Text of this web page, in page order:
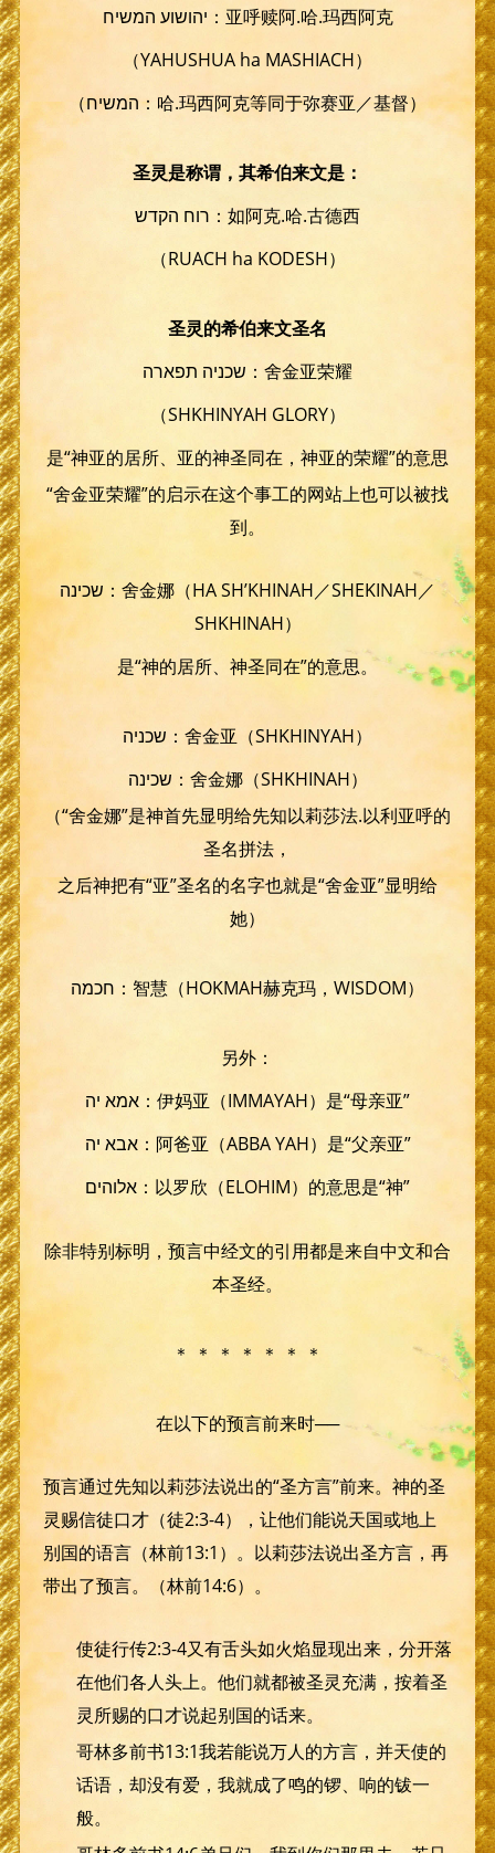
יהושוע המשיח：亚呼赎阿.哈.玛西阿克
（YAHUSHUA ha MASHIACH）
（המשיח：哈.玛西阿克等同于弥赛亚／基督）
圣灵是称谓，其希伯来文是：
רוח הקדש：如阿克.哈.古德西
（RUACH ha KODESH）
圣灵的希伯来文圣名
שכניה תפארה：舍金亚荣耀
（SHKHINYAH GLORY）
是“神亚的居所、亚的神圣同在，神亚的荣耀”的意思
“舍金亚荣耀”的启示在这个事工的网站上也可以被找
到。
שכינה：舍金娜（HA SH’KHINAH／SHEKINAH／
SHKHINAH）
是“神的居所、神圣同在”的意思。
שכניה：舍金亚（SHKHINYAH）
שכינה：舍金娜（SHKHINAH）
（“舍金娜”是神首先显明给先知以莉莎法.以利亚呼的
圣名拼法，
之后神把有“亚”圣名的名字也就是“舍金亚”显明给
她）
חכמה：智慧（HOKMAH赫克玛，WISDOM）
另外：
אמא יה：伊妈亚（IMMAYAH）是“母亲亚”
אבא יה：阿爸亚（ABBA YAH）是“父亲亚”
אלוהים：以罗欣（ELOHIM）的意思是“神”
除非特别标明，预言中经文的引用都是来自中文和合
本圣经。
＊ ＊ ＊ ＊ ＊ ＊ ＊
在以下的预言前来时──
预言通过先知以莉莎法说出的“圣方言”前来。神的圣
灵赐信徒口才（徒2:3-4），让他们能说天国或地上
别国的语言（林前13:1）。以莉莎法说出圣方言，再
带出了预言。（林前14:6）。
使徒行传2:3-4又有舌头如火焰显现出来，分开落
在他们各人头上。他们就都被圣灵充满，按着圣
灵所赐的口才说起别国的话来。
哥林多前书13:1我若能说万人的方言，并天使的
话语，却没有爱，我就成了鸣的锣、响的钹一
般。